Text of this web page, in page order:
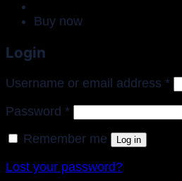
Buy now
Login
Username or email address *
Password *Required
Remember me Log in
Lost your password?